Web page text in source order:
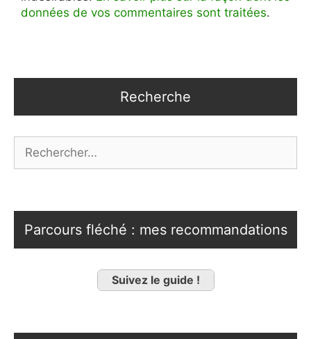
données de vos commentaires sont traitées.
Recherche
Parcours fléché : mes recommandations
Suivez le guide !